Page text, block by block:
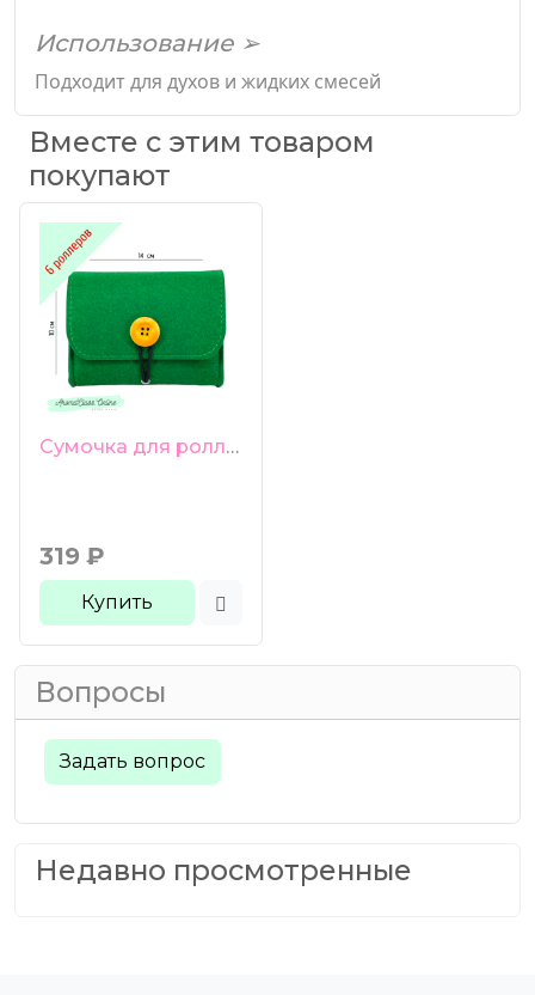
Использование ➢
Подходит для духов и жидких смесей
Вместе с этим товаром
покупают
Сумочка для роллеров 6 ячеек зеленая
319 ₽
Купить
Вопросы
Задать вопрос
Недавно просмотренные